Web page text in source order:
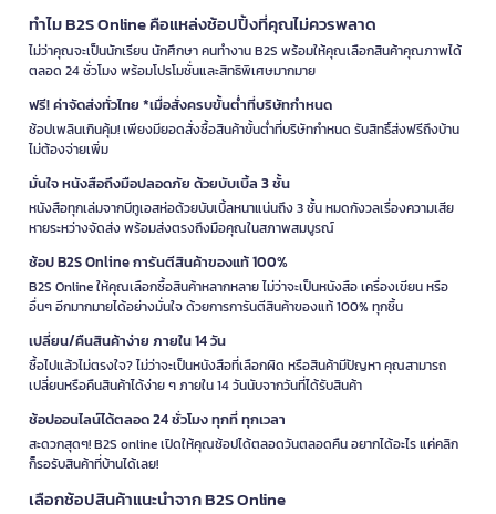
ทำไม B2S Online คือแหล่งช้อปปิ้งที่คุณไม่ควรพลาด
ไม่ว่าคุณจะเป็นนักเรียน นักศึกษา คนทำงาน B2S พร้อมให้คุณเลือกสินค้าคุณภาพได้
ตลอด 24 ชั่วโมง พร้อมโปรโมชั่นและสิทธิพิเศษมากมาย
ฟรี! ค่าจัดส่งทั่วไทย *เมื่อสั่งครบขั้นต่ำที่บริษัทกำหนด
ช้อปเพลินเกินคุ้ม! เพียงมียอดสั่งซื้อสินค้าขั้นต่ำที่บริษัทกำหนด รับสิทธิ์ส่งฟรีถึงบ้าน
ไม่ต้องจ่ายเพิ่ม
มั่นใจ หนังสือถึงมือปลอดภัย ด้วยบับเบิ้ล 3 ชั้น
หนังสือทุกเล่มจากบีทูเอสห่อด้วยบับเบิ้ลหนาแน่นถึง 3 ชั้น หมดกังวลเรื่องความเสีย
หายระหว่างจัดส่ง พร้อมส่งตรงถึงมือคุณในสภาพสมบูรณ์
ช้อป B2S Online การันตีสินค้าของแท้ 100%
B2S Online ให้คุณเลือกซื้อสินค้าหลากหลาย ไม่ว่าจะเป็นหนังสือ เครื่องเขียน หรือ
อื่นๆ อีกมากมายได้อย่างมั่นใจ ด้วยการการันตีสินค้าของแท้ 100% ทุกชิ้น
เปลี่ยน/คืนสินค้าง่าย ภายใน 14 วัน
ซื้อไปแล้วไม่ตรงใจ? ไม่ว่าจะเป็นหนังสือที่เลือกผิด หรือสินค้ามีปัญหา คุณสามารถ
เปลี่ยนหรือคืนสินค้าได้ง่าย ๆ ภายใน 14 วันนับจากวันที่ได้รับสินค้า
ช้อปออนไลน์ได้ตลอด 24 ชั่วโมง ทุกที่ ทุกเวลา
สะดวกสุดๆ! B2S online เปิดให้คุณช้อปได้ตลอดวันตลอดคืน อยากได้อะไร แค่คลิก
ก็รอรับสินค้าที่บ้านได้เลย!
เลือกช้อปสินค้าแนะนำจาก B2S Online